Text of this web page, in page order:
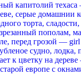
капитолий
серые домашнии
торта,
пополам,
перед грозой — girl
судно,
к цветку на
европе с